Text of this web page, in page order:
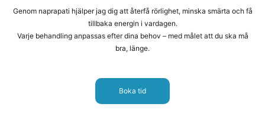
Genom naprapati hjälper jag dig att återfå rörlighet, minska smärta och få
tillbaka energin i vardagen.
Varje behandling anpassas efter dina behov – med målet att du ska må
bra, länge.
Boka tid